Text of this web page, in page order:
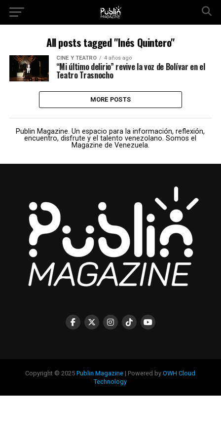
All posts tagged "Inés Quintero"
CINE Y TEATRO 4 años ago
“Mi último delirio” revive la voz de Bolívar en el
Teatro Trasnocho
MORE POSTS
Publin Magazine. Un espacio para la información, reflexión,
encuentro, disfrute y el talento venezolano. Somos el
Magazine de Venezuela.
Copyright © 2025Publin Magazine | Powered byOWH Cloud
Technology